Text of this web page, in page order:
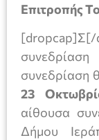
Επιτροπής
συνεδρίαση
23
αίθουσα
Δήμου